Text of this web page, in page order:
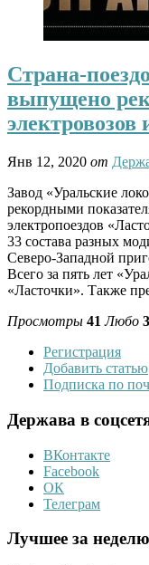
Страна-
выпущено
электровозов
Янв 12, 2020 от
Завод «Уральские
рекордными
электропоездов
33 состава разных
Северо-Западной
Всего за пять лет
«Ласточки». Также
Просмотры 41 Любо 3
Регистрация
Добавить статью
Подписка по
Держава в
ВКонтакте
Facebook
ОК
Телеграм
Лучшее за неделю